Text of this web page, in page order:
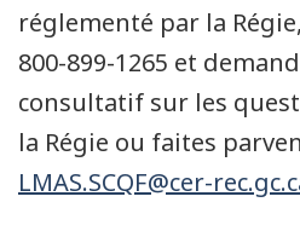
réglementé par la
800-899-1265 et
consultatif sur les
la Régie ou faites
LMAS.SCQF@cer-